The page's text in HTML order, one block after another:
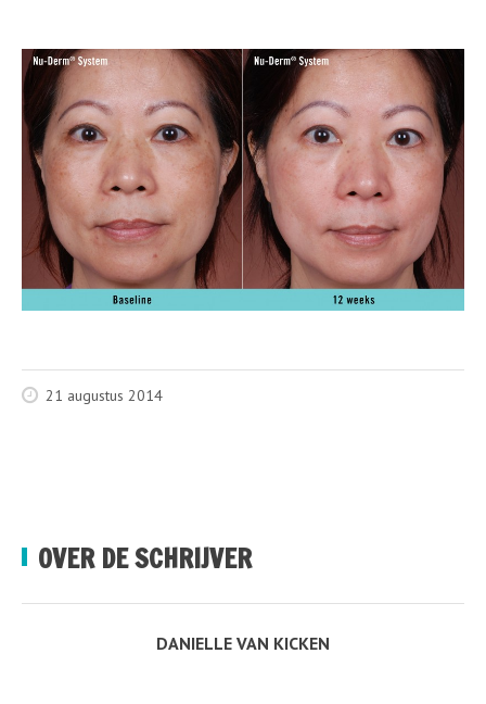
21 augustus 2014
OVER DE SCHRIJVER
DANIELLE VAN KICKEN